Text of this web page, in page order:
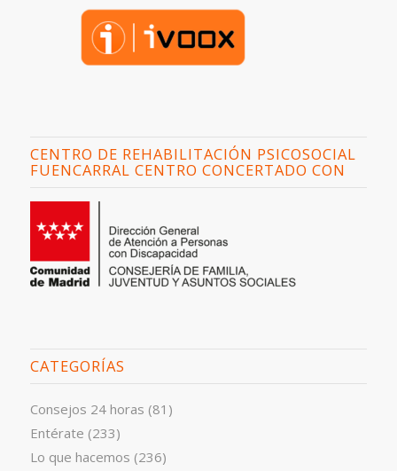
CENTRO DE REHABILITACIÓN PSICOSOCIAL
FUENCARRAL CENTRO CONCERTADO CON
CATEGORÍAS
Consejos 24 horas (81)
Entérate (233)
Lo que hacemos (236)